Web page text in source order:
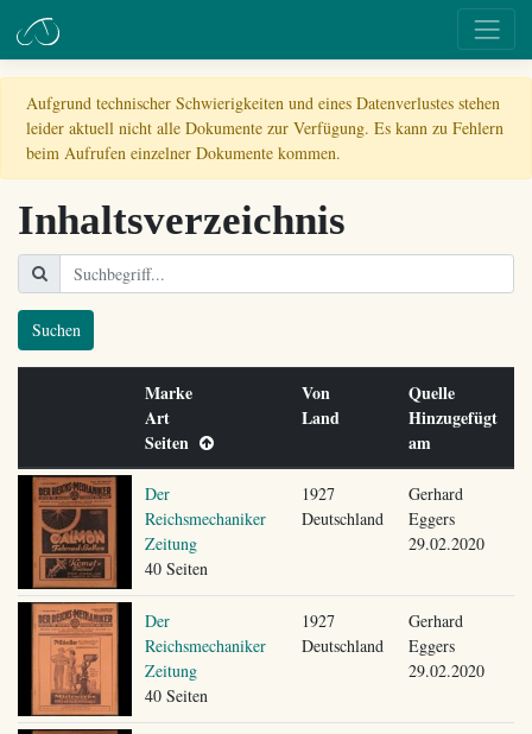
Aufgrund technischer Schwierigkeiten und eines Datenverlustes stehen
leider aktuell nicht alle Dokumente zur Verfügung. Es kann zu Fehlern
beim Aufrufen einzelner Dokumente kommen.
Inhaltsverzeichnis
Suchen
Marke
Art
Seiten
Von
Land
Quelle
Hinzugefügt
am
Der
Reichsmechaniker
Zeitung
40 Seiten
1927
Deutschland
Gerhard
Eggers
29.02.2020
Der
Reichsmechaniker
Zeitung
40 Seiten
1927
Deutschland
Gerhard
Eggers
29.02.2020